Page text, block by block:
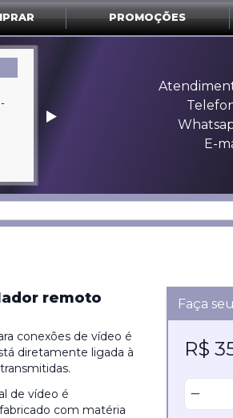
PROMOÇÕES
‣
E-
remoto
conexões de vídeo é
diretamente ligada à
de vídeo é
com matéria
Faça
R$
−